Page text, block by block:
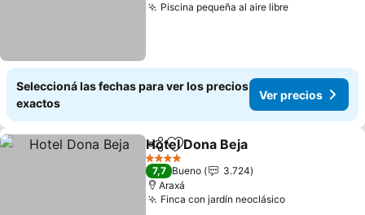
Piscina pequeña al aire libre
Seleccioná las fechas para ver los precios
exactos
Ver precios
CompartirAñadir a favoritos
Hotel Dona Beja
4 Estrellas
7,7 Bueno
3.724
Araxá
Finca con jardín neoclásico